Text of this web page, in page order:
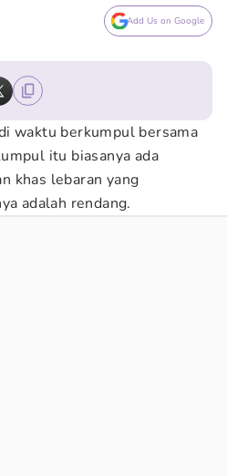
Add Us on Google
waktu berkumpul bersama
itu biasanya ada
khas lebaran yang
adalah rendang.